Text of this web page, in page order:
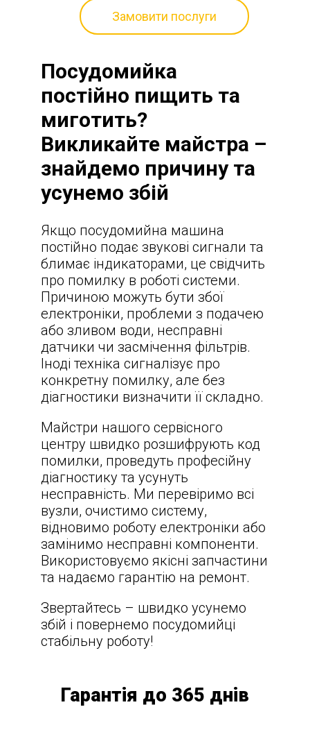
Замовити послуги
Посудомийка
постійно пищить та
миготить?
Викликайте майстра –
знайдемо причину та
усунемо збій
Якщо посудомийна машина
постійно подає звукові сигнали та
блимає індикаторами, це свідчить
про помилку в роботі системи.
Причиною можуть бути збої
електроніки, проблеми з подачею
або зливом води, несправні
датчики чи засмічення фільтрів.
Іноді техніка сигналізує про
конкретну помилку, але без
діагностики визначити її складно.
Майстри нашого сервісного
центру швидко розшифрують код
помилки, проведуть професійну
діагностику та усунуть
несправність. Ми перевіримо всі
вузли, очистимо систему,
відновимо роботу електроніки або
замінимо несправні компоненти.
Використовуємо якісні запчастини
та надаємо гарантію на ремонт.
Звертайтесь – швидко усунемо
збій і повернемо посудомийці
стабільну роботу!
Гарантія до 365 днів